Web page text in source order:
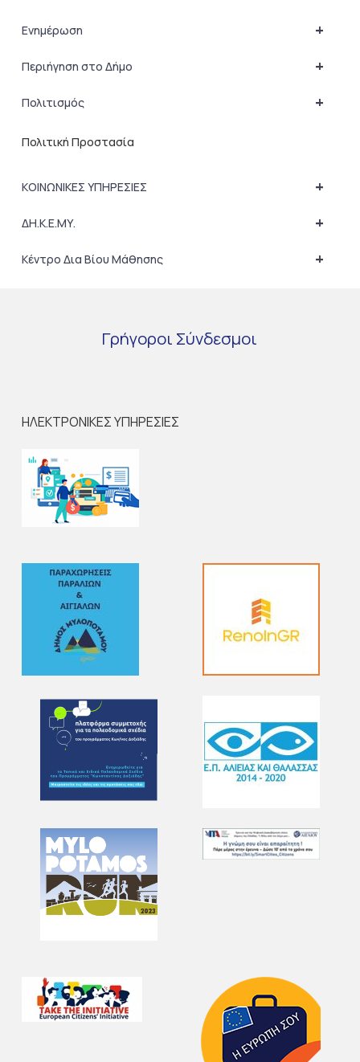
+
Ενημέρωση
+
Περιήγηση στο Δήμο
+
Πολιτισμός
Πολιτική Προστασία
+
ΚΟΙΝΩΝΙΚΕΣ ΥΠΗΡΕΣΙΕΣ
+
ΔΗ.Κ.Ε.ΜΥ.
+
Κέντρο Δια Βίου Μάθησης
Γρήγοροι Σύνδεσμοι
ΗΛΕΚΤΡΟΝΙΚΕΣ ΥΠΗΡΕΣΙΕΣ